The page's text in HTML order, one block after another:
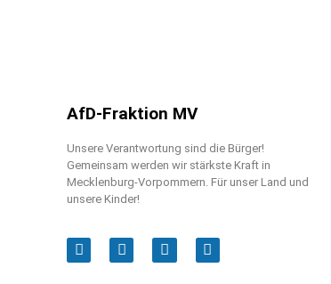
AfD-Fraktion MV
Unsere Verantwortung sind die Bürger!
Gemeinsam werden wir stärkste Kraft in
Mecklenburg-Vorpommern. Für unser Land und
unsere Kinder!